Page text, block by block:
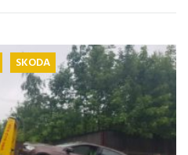
SKODA